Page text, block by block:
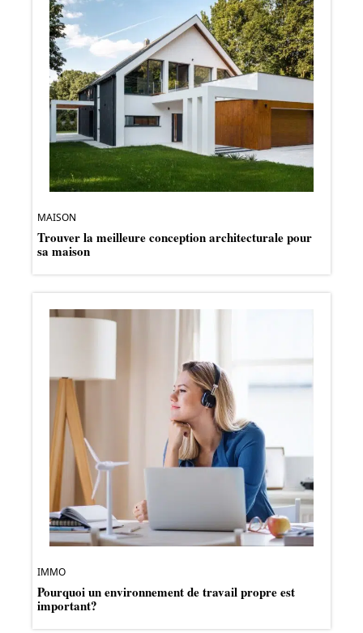
MAISON
Trouver la meilleure conception architecturale pour
sa maison
IMMO
Pourquoi un environnement de travail propre est
important?